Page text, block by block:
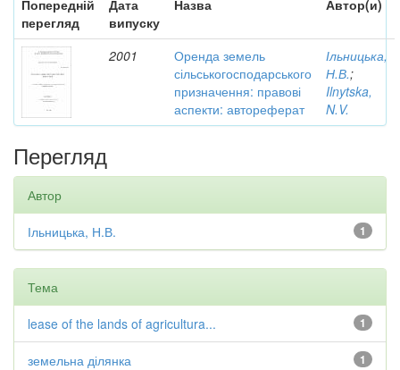
Попередній
перегляд
Дата
випуску
Назва Автор(и)
2001
Оренда земель
сільськогосподарського
призначення: правові
аспекти: автореферат
Ільницька,
Н.В.;
Ilnytska,
N.V.
Перегляд
Автор
1
Ільницька, Н.В.
Тема
1
lease of the lands of agricultura...
1
земельна ділянка